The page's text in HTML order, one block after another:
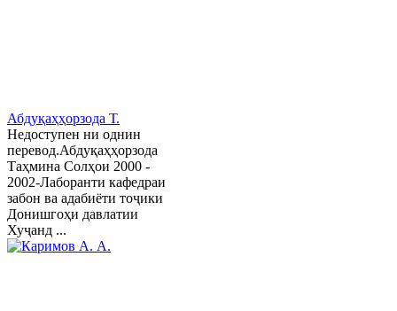
Абдуқаҳҳорзода Т.
Недоступен ни однин
перевод.Абдуқаҳҳорзода
Таҳмина Солҳои 2000 -
2002-Лаборанти кафедраи
забон ва адабиёти тоҷики
Донишгоҳи давлатии
Хуҷанд ...